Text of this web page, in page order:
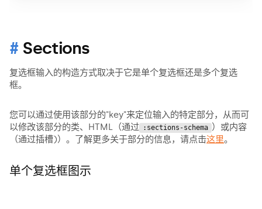
Sections
复选框输入的构造方式取决于它是单个复选框还是多个复选
框。
您可以通过使用该部分的"key"来定位输入的特定部分，从而可
以修改该部分的类、HTML（通过 :sections-schema ）或内容
（通过插槽)）。了解更多关于部分的信息，请点击这里。
单个复选框图示